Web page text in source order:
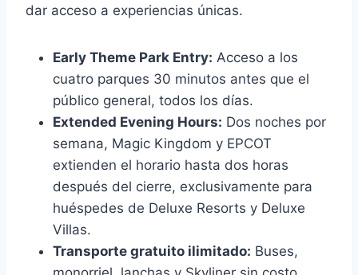
dar acceso a experiencias únicas.
Early Theme Park Entry: Acceso a los
cuatro parques 30 minutos antes que el
público general, todos los días.
Extended Evening Hours: Dos noches por
semana, Magic Kingdom y EPCOT
extienden el horario hasta dos horas
después del cierre, exclusivamente para
huéspedes de Deluxe Resorts y Deluxe
Villas.
Transporte gratuito ilimitado: Buses,